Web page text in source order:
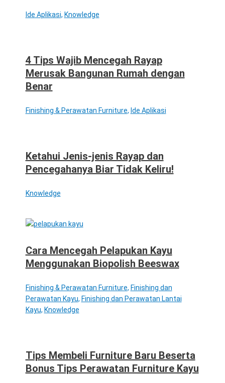
Ide Aplikasi, Knowledge
4 Tips Wajib Mencegah Rayap
Merusak Bangunan Rumah dengan
Benar
Finishing & Perawatan Furniture, Ide Aplikasi
Ketahui Jenis-jenis Rayap dan
Pencegahanya Biar Tidak Keliru!
Knowledge
Cara Mencegah Pelapukan Kayu
Menggunakan Biopolish Beeswax
Finishing & Perawatan Furniture, Finishing dan
Perawatan Kayu, Finishing dan Perawatan Lantai
Kayu, Knowledge
Tips Membeli Furniture Baru Beserta
Bonus Tips Perawatan Furniture Kayu